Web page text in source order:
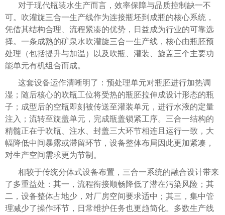
对于现代瓶装水生产而言，效率保障与品质控制缺一不
可。吹灌旋三合一生产线作为连接瓶坯到成瓶的核心系统，
凭借其结构合理、流程紧凑的优势，日益成为行业的可靠选
择。一条成熟的矿泉水吹灌旋三合一生产线，核心由瓶胚预
处理（包括提升与加温）以及吹瓶、灌装、旋盖三个主要功
能单元有机组合而成。
这套设备运作清晰明了：预处理单元对瓶胚进行加热调
湿；随后核心的吹瓶工位将受热的瓶胚拉伸成设计形态的瓶
子；成型后的空瓶即刻被传送至灌装单元，进行水液的定量
注入；流转至旋盖单元，完成瓶盖锁紧工序。三合一结构的
精髓正在于吹瓶、注水、封盖三大环节相连且运行一致，大
幅降低中间暴露或滞留环节，设备整体布局因此更加紧凑，
对生产空间需求更为节制。
相较于传统分体式设备布置，三合一系统的融合设计带来
了多重益处：其一，流程衔接顺畅降低了潜在污染风险；其
二，设备整体占地少，对厂房空间要求适中；其三，集中管
理减少了操作环节，日常维护任务也更趋简化。多数生产线